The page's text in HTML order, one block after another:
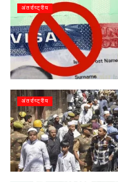
अंतर्राष्ट्रीय
अंतर्राष्ट्रीय